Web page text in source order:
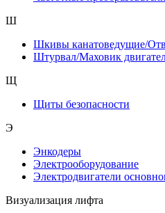
Ш
Шкивы канатоведущие/
Штурвал/Маховик
Щ
Щиты безопасности
Э
Энкодеры
Электрооборудование
Электродвигатели
Визуализация лифта